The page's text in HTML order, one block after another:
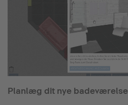
Planlæg dit nye badeværelse